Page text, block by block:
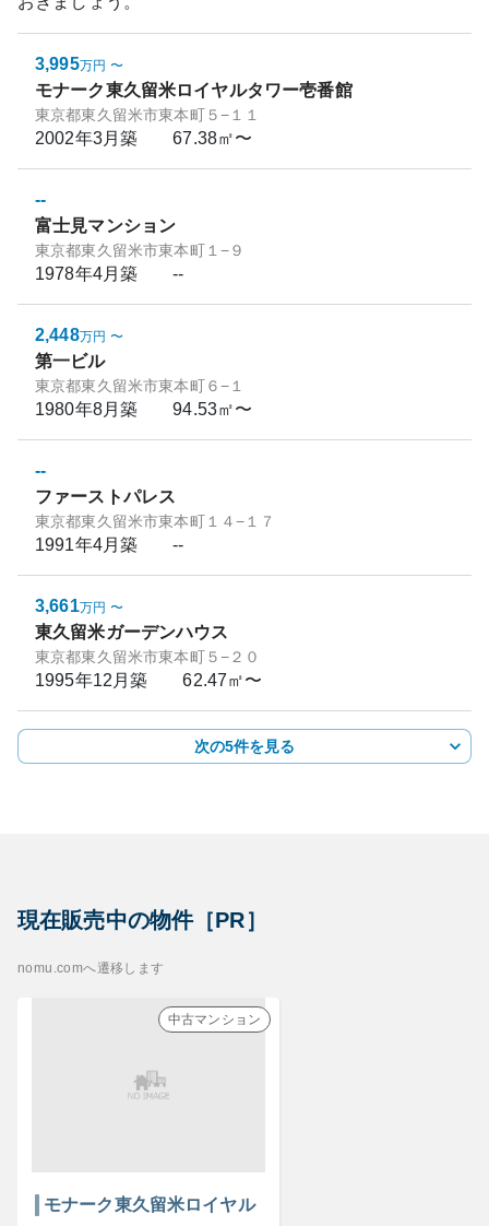
3,995万円 〜
モナーク東久留米ロイヤルタワー壱番館
東京都東久留米市東本町５−１１
2002年3月築 67.38㎡〜
--
富士見マンション
東京都東久留米市東本町１−９
1978年4月築 --
2,448万円 〜
第一ビル
東京都東久留米市東本町６−１
1980年8月築 94.53㎡〜
--
ファーストパレス
東京都東久留米市東本町１４−１７
1991年4月築 --
3,661万円 〜
東久留米ガーデンハウス
東京都東久留米市東本町５−２０
1995年12月築 62.47㎡〜
次の5件を見る
現在販売中の物件［PR］
nomu.comへ遷移します
中古マンション
モナーク東久留米ロイヤル